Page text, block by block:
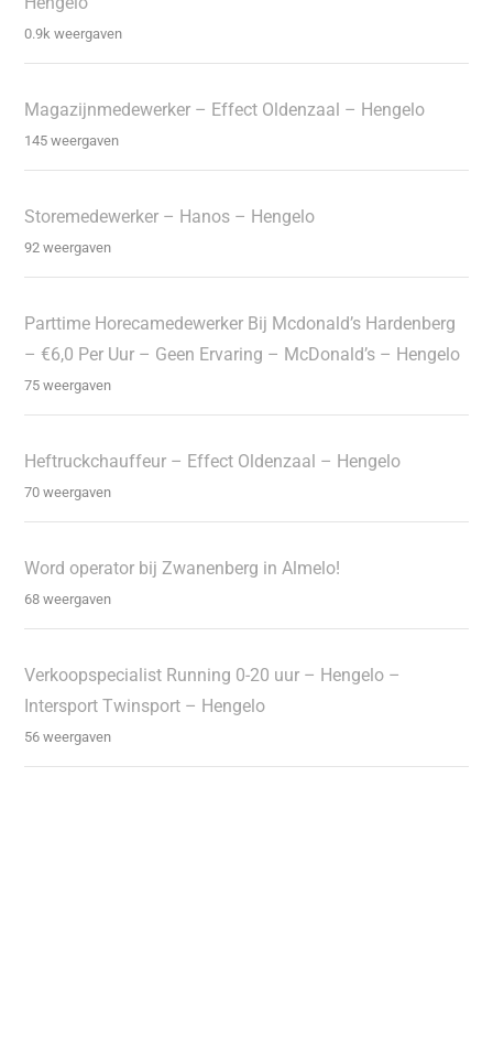
0.9k weergaven
Magazijnmedewerker – Effect Oldenzaal – Hengelo
145 weergaven
Storemedewerker – Hanos – Hengelo
92 weergaven
Parttime Horecamedewerker Bij Mcdonald’s Hardenberg
– €6,0 Per Uur – Geen Ervaring – McDonald’s – Hengelo
75 weergaven
Heftruckchauffeur – Effect Oldenzaal – Hengelo
70 weergaven
Word operator bij Zwanenberg in Almelo!
68 weergaven
Verkoopspecialist Running 0-20 uur – Hengelo –
Intersport Twinsport – Hengelo
56 weergaven